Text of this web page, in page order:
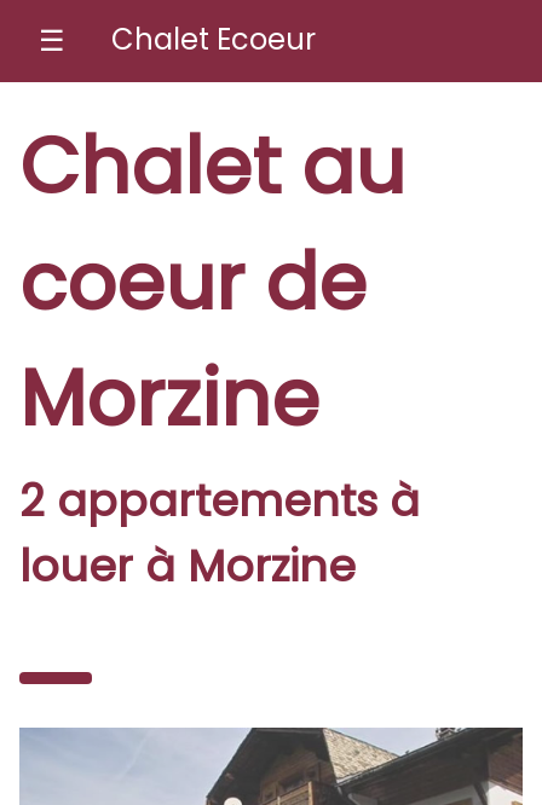
☰ Chalet Ecoeur
Chalet au
coeur de
Morzine
2 appartements à
louer à Morzine